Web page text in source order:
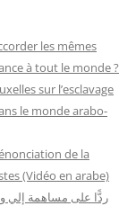
les mêmes
à tout le monde ?
sur l’esclavage
le monde arabo-
de la
(Vidéo en arabe)
ردًّا على مساهمة إلي